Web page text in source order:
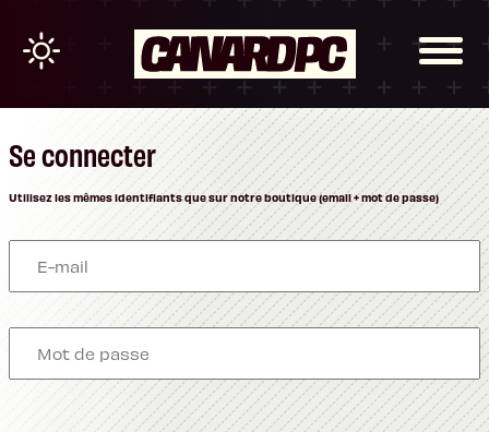
Se connecter
Utilisez les mêmes identifiants que sur notre boutique (email + mot de passe)